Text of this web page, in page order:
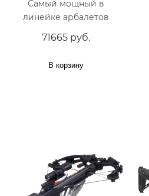
Самый мощный в
линейке арбалетов
71665 руб.
В корзину